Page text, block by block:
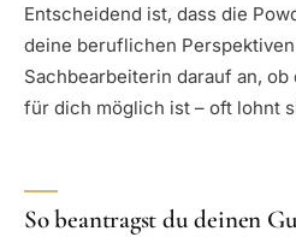
Entscheidend ist, dass die
deine beruflichen
Sachbearbeiterin darauf an,
für dich möglich ist – oft lohnt
So beantragst du deinen